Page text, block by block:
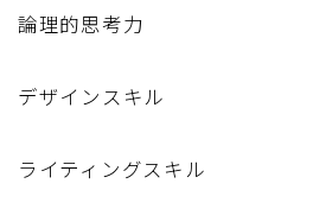
論理的思考力
デザインスキル
ライティングスキル